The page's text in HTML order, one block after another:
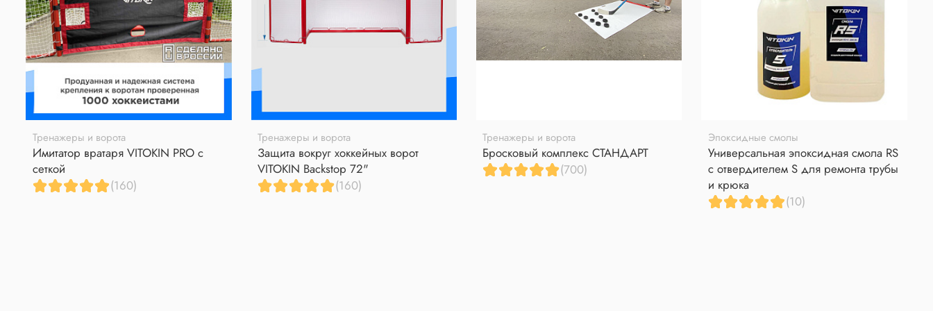
Тренажеры и ворота
Имитатор вратаря VITOKIN PRO с
сеткой
(160)
Тренажеры и ворота
Защита вокруг хоккейных ворот
VITOKIN Backstop 72"
(160)
Тренажеры и ворота
Бросковый комплекс СТАНДАРТ
(700)
Эпоксидные смолы
Универсальная эпоксидная смола RS
с отвердителем S для ремонта трубы
и крюка
(10)